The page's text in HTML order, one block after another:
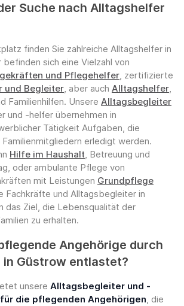
Suche nach Alltagshelfer
finden Sie zahlreiche Alltagshelfer in
sich eine Vielzahl von
und Pflegehelfer, zertifizierte
und Begleiter, aber auch Alltagshelfer,
Familienhilfen. Unsere Alltagsbegleiter
und -helfer übernehmen in
Tätigkeit Aufgaben, die
erledigt werden.
Hilfe im Haushalt, Betreuung und
oder ambulante Pflege von
mit Leistungen Grundpflege
Fachkräfte und Alltagsbegleiter in
das Ziel, die Lebensqualität der
zu erhalten.
Angehörige durch
Güstrow entlastet?
unsere Alltagsbegleiter und -
die pflegenden Angehörigen, die